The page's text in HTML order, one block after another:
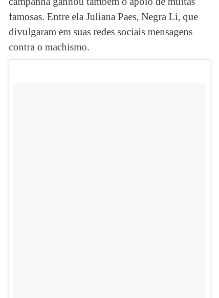
famosas. Entre ela Juliana Paes, Negra Li, que
divulgaram em suas redes sociais mensagens
contra o machismo.